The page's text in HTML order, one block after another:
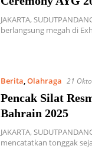
JAKARTA,
berlangsung megah di
Berita,Olahraga 21
Pencak Silat
Bahrain 2025
JAKARTA,
mencatatkan tonggak